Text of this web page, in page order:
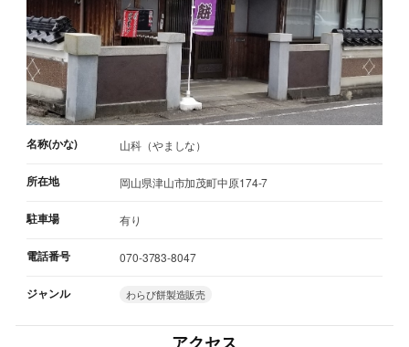
名称(かな) 山科（やましな）
所在地 岡山県津山市加茂町中原174-7
駐車場 有り
電話番号 070-3783-8047
ジャンル わらび餅製造販売